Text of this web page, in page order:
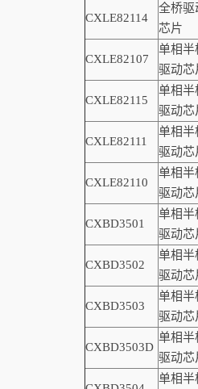
CXLE82114
全桥驱
芯片
CXLE82107
单相半
驱动芯
CXLE82115
单相半
驱动芯
CXLE82111
单相半
驱动芯
CXLE82110
单相半
驱动芯
CXBD3501
单相半
驱动芯
CXBD3502
单相半
驱动芯
CXBD3503
单相半
驱动芯
CXBD3503D
单相半
驱动芯
单相半